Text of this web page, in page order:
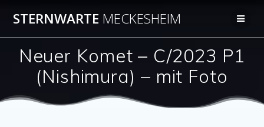
InhaltSTERNWARTE MECKESHEIM
Neuer Komet – C/2023 P1
(Nishimura) – mit Foto